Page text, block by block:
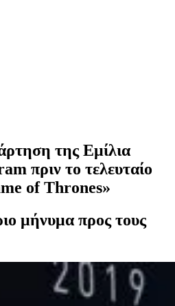
της Εμίλια
πριν το τελευταίο
of Thrones»
μήνυμα προς τους